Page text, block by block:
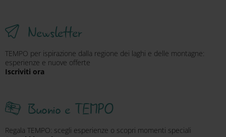
Newsletter
TEMPO per ispirazione dalla regione dei laghi e delle montagne:
esperienze e nuove offerte
Iscriviti ora
Buonio e TEMPO
Regala TEMPO: scegli esperienze o scopri momenti speciali